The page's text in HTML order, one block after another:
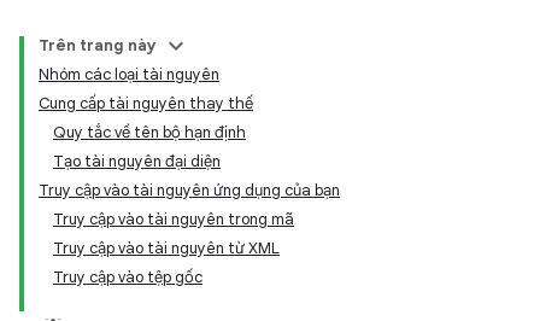
Trên trang này
Nhóm các loại tài nguyên
Cung cấp tài nguyên thay thế
Quy tắc về tên bộ hạn định
Tạo tài nguyên đại diện
Truy cập vào tài nguyên ứng dụng của bạn
Truy cập vào tài nguyên trong mã
Truy cập vào tài nguyên từ XML
Truy cập vào tệp gốc